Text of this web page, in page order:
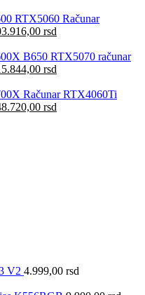
RTX5060 Računar
rsd
B650 RTX5070 računar
rsd
Računar RTX4060Ti
rsd
V2 4.999,00 rsd